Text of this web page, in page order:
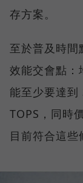
存方案。
至於普及時間
效能交會點：
能至少要達
TOPS，同時
目前符合這些